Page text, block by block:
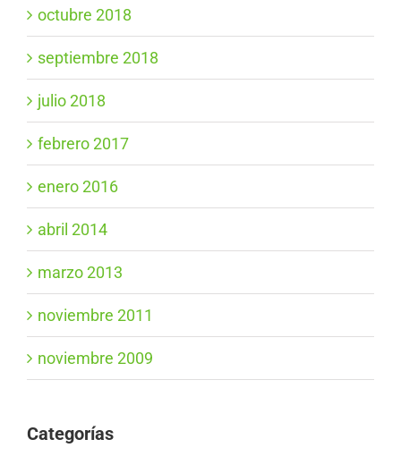
octubre 2018
septiembre 2018
julio 2018
febrero 2017
enero 2016
abril 2014
marzo 2013
noviembre 2011
noviembre 2009
Categorías